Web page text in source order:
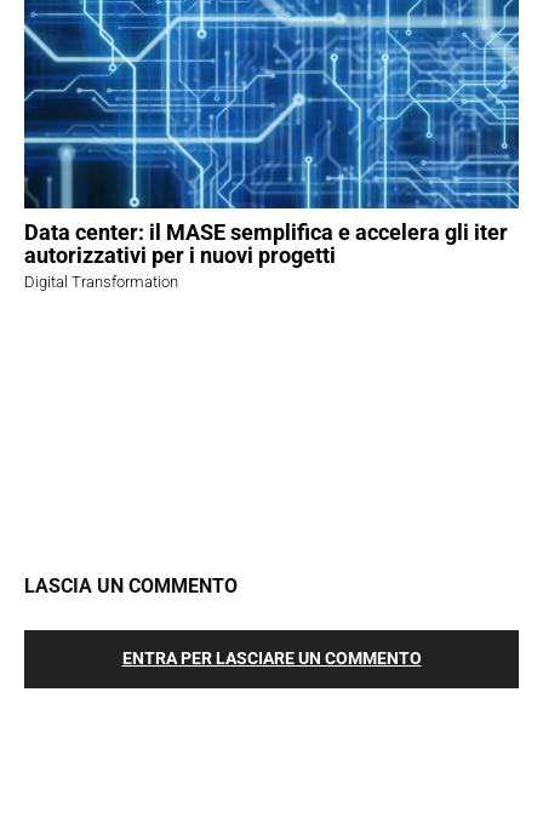
Data center: il MASE semplifica e accelera gli iter
autorizzativi per i nuovi progetti
Digital Transformation
LASCIA UN COMMENTO
ENTRA PER LASCIARE UN COMMENTO